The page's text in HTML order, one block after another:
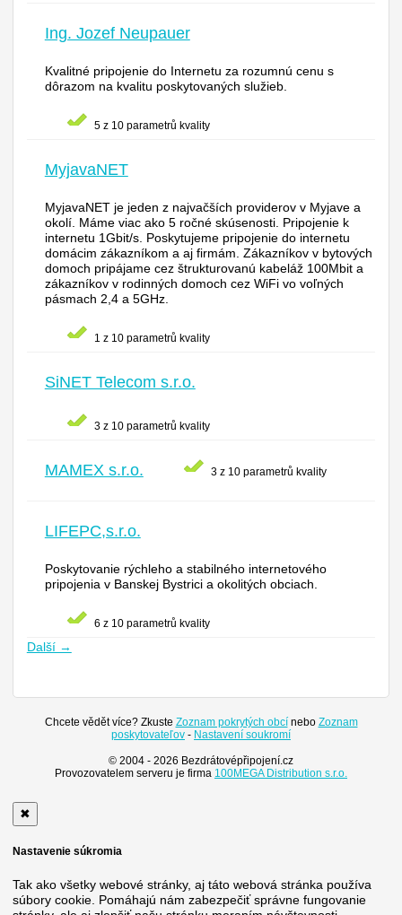
Ing. Jozef Neupauer
Kvalitné pripojenie do Internetu za rozumnú cenu s
dôrazom na kvalitu poskytovaných služieb.
5 z 10 parametrů kvality
MyjavaNET
MyjavaNET je jeden z najvačších providerov v Myjave a
okolí. Máme viac ako 5 ročné skúsenosti. Pripojenie k
internetu 1Gbit/s. Poskytujeme pripojenie do internetu
domácim zákazníkom a aj firmám. Zákazníkov v bytových
domoch pripájame cez štrukturovanú kabeláž 100Mbit a
zákazníkov v rodinných domoch cez WiFi vo voľných
pásmach 2,4 a 5GHz.
1 z 10 parametrů kvality
SiNET Telecom s.r.o.
3 z 10 parametrů kvality
MAMEX s.r.o. 3 z 10 parametrů kvality
LIFEPC,s.r.o.
Poskytovanie rýchleho a stabilného internetového
pripojenia v Banskej Bystrici a okolitých obciach.
6 z 10 parametrů kvality
Další →
Chcete vědět více? Zkuste Zoznam pokrytých obcínebo Zoznam
poskytovateľov - Nastavení soukromí
© 2004 - 2026 Bezdrátovépřipojení.cz
Provozovatelem serveru je firma 100MEGA Distribution s.r.o.
✖
Nastavenie súkromia
Tak ako všetky webové stránky, aj táto webová stránka používa
súbory cookie. Pomáhajú nám zabezpečiť správne fungovanie